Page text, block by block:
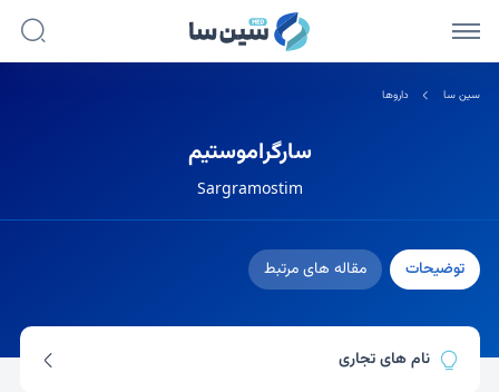
سین سا داروها
سارگراموستیم
Sargramostim
توضیحات مقاله های مرتبط
نام های تجاری